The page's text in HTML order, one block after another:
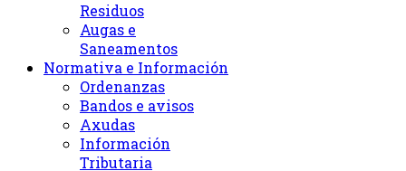
Residuos
Augas e
Saneamentos
Normativa e Información
Ordenanzas
Bandos e avisos
Axudas
Información
Tributaria